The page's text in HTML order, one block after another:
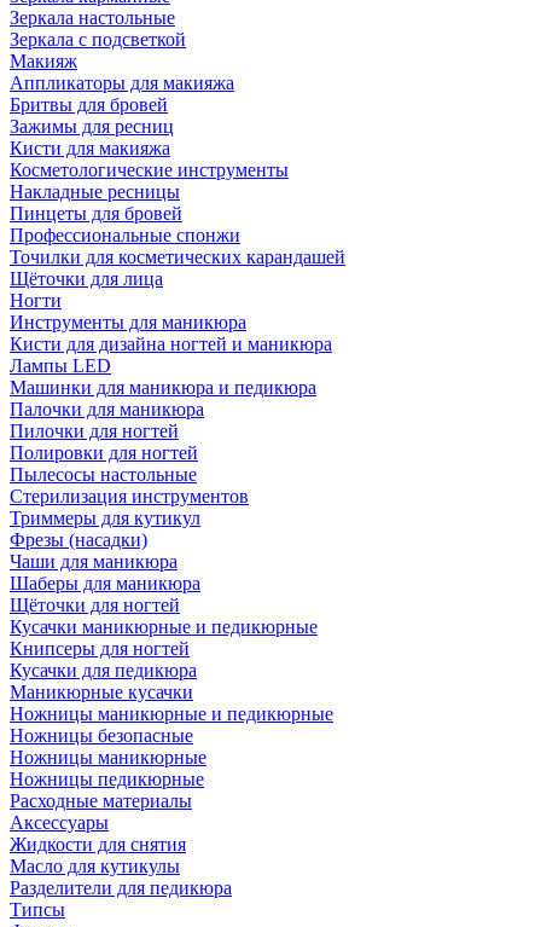
Зеркала настольные
Зеркала с подсветкой
Макияж
Аппликаторы для макияжа
Бритвы для бровей
Зажимы для ресниц
Кисти для макияжа
Косметологические инструменты
Накладные ресницы
Пинцеты для бровей
Профессиональные спонжи
Точилки для косметических карандашей
Щёточки для лица
Ногти
Инструменты для маникюра
Кисти для дизайна ногтей и маникюра
Лампы LED
Машинки для маникюра и педикюра
Палочки для маникюра
Пилочки для ногтей
Полировки для ногтей
Пылесосы настольные
Стерилизация инструментов
Триммеры для кутикул
Фрезы (насадки)
Чаши для маникюра
Шаберы для маникюра
Щёточки для ногтей
Кусачки маникюрные и педикюрные
Книпсеры для ногтей
Кусачки для педикюра
Маникюрные кусачки
Ножницы маникюрные и педикюрные
Ножницы безопасные
Ножницы маникюрные
Ножницы педикюрные
Расходные материалы
Аксессуары
Жидкости для снятия
Масло для кутикулы
Разделители для педикюра
Типсы